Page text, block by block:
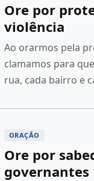
Ore por
violência
Ao orarmos pela
clamamos para
rua, cada bairro e
ORAÇÃO
Ore por
governantes